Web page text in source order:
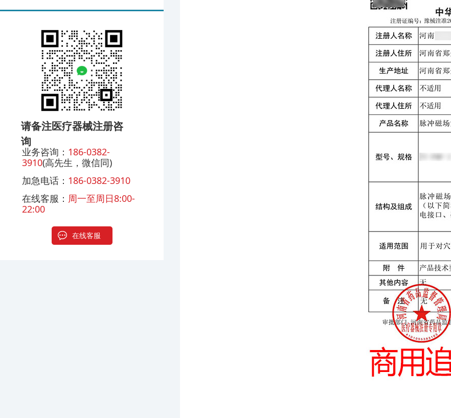
请备注医疗器械注册咨
询
业务咨询： 186-0382-
3910(高先生，微信同)
加急电话： 186-0382-3910
在线客服： 周一至周日8:00-
22:00
在线客服